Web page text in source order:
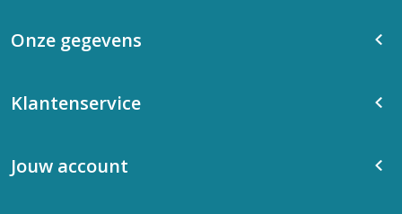
Onze gegevens
Klantenservice
Jouw account